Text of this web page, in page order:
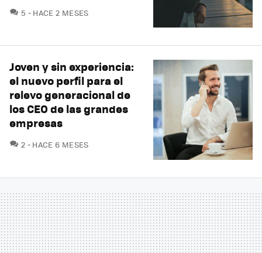
5 COMENTARIOS
HACE 2 MESES
Joven y sin experiencia:
el nuevo perfil para el
relevo generacional de
los CEO de las grandes
empresas
2 COMENTARIOS
HACE 6 MESES